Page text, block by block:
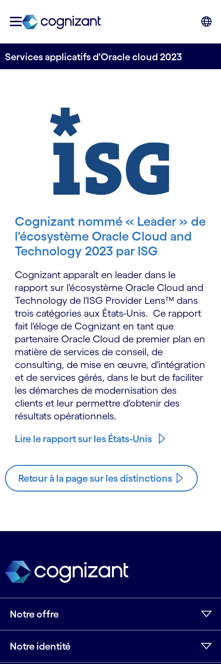
Services applicatifs d'Oracle cloud 2023
Cognizant nommé « Leader » de
l'écosystème Oracle Cloud and
Technology 2023 par ISG
Cognizant apparaît en leader dans le
rapport sur l'écosystème Oracle Cloud and
Technology de l'ISG Provider Lens™ dans
trois catégories aux États-Unis. Ce rapport
fait l'éloge de Cognizant en tant que
partenaire Oracle Cloud de premier plan en
matière de services de conseil, de
consulting, de mise en œuvre, d'intégration
et de services gérés, dans le but de faciliter
les démarches de modernisation des
clients et leur permettre d'obtenir des
résultats opérationnels.
Lire le rapport sur les États-Unis
Retour à la page sur les distinctions
Notre offre
Notre identité